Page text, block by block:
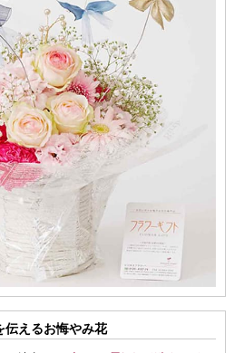
伝えるお悔やみ花